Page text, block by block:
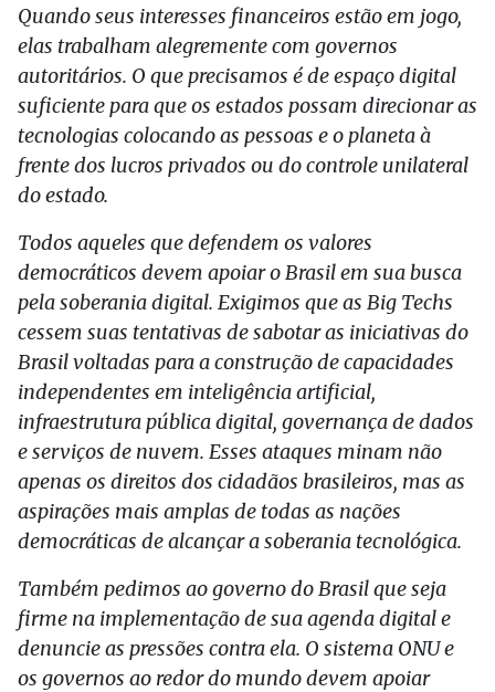
Quando seus interesses financeiros estão em jogo,
elas trabalham alegremente com governos
autoritários. O que precisamos é de espaço digital
suficiente para que os estados possam direcionar as
tecnologias colocando as pessoas e o planeta à
frente dos lucros privados ou do controle unilateral
do estado.
Todos aqueles que defendem os valores
democráticos devem apoiar o Brasil em sua busca
pela soberania digital. Exigimos que as Big Techs
cessem suas tentativas de sabotar as iniciativas do
Brasil voltadas para a construção de capacidades
independentes em inteligência artificial,
infraestrutura pública digital, governança de dados
e serviços de nuvem. Esses ataques minam não
apenas os direitos dos cidadãos brasileiros, mas as
aspirações mais amplas de todas as nações
democráticas de alcançar a soberania tecnológica.
Também pedimos ao governo do Brasil que seja
firme na implementação de sua agenda digital e
denuncie as pressões contra ela. O sistema ONU e
os governos ao redor do mundo devem apoiar